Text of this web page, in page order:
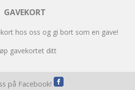
GAVEKORT
hos oss og gi bort som en gave!
gavekortet ditt
på Facebook!